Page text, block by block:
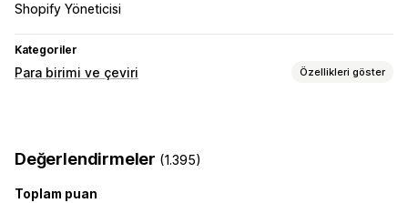
Shopify Yöneticisi
Kategoriler
Para birimi ve çeviri Özellikleri göster
Toplu çeviri Manuel çeviri Meta alan çevirisi
URL çevirisi
Değerlendirmeler (1.395)
Toplam puan